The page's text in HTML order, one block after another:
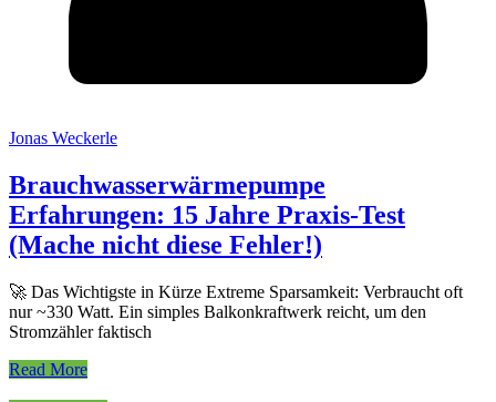
Jonas Weckerle
Brauchwasserwärmepumpe
Erfahrungen: 15 Jahre Praxis-Test
(Mache nicht diese Fehler!)
🚀 Das Wichtigste in Kürze Extreme Sparsamkeit: Verbraucht oft
nur ~330 Watt. Ein simples Balkonkraftwerk reicht, um den
Stromzähler faktisch
Read More